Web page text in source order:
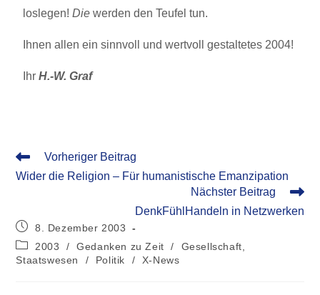
loslegen!Die werden den Teufel tun.
Ihnen allen ein sinnvoll und wertvoll gestaltetes 2004!
IhrH.-W. Graf
Vorheriger Beitrag
Wider die Religion – Für humanistische Emanzipation
Nächster Beitrag
DenkFühlHandeln in Netzwerken
8. Dezember 2003
2003
/ Gedanken zu Zeit /
Gesellschaft,
Staatswesen
/ Politik / X-News